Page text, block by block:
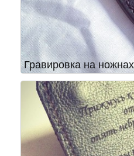
Гравировка на ножнах